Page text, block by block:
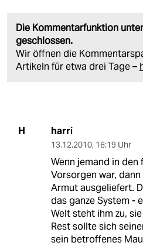
Die Kommentarfunktion
geschlossen.
Wir öffnen die
Artikeln für etwa drei Tage –
H harri
13.12.2010, 16:19 Uhr
Wenn jemand in
Vorsorgen war,
Armut ausgeliefert.
das ganze System -
Welt steht ihm zu,
Rest sollte sich
sein betroffenes